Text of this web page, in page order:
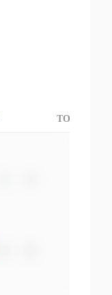
TOP3交易国